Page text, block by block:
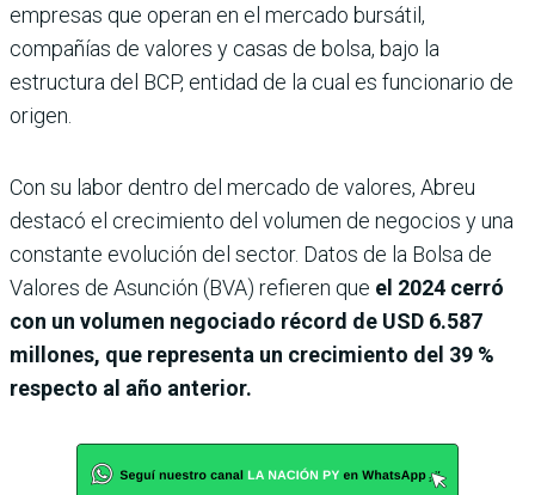
empresas que operan en el mercado bursátil,
compañías de valores y casas de bolsa, bajo la
estructura del BCP, entidad de la cual es funcionario de
origen.
Con su labor dentro del mercado de valores, Abreu
destacó el crecimiento del volumen de negocios y una
constante evolución del sector. Datos de la Bolsa de
Valores de Asunción (BVA) refieren que el 2024 cerró
con un volumen negociado récord de USD 6.587
millones, que representa un crecimiento del 39 %
respecto al año anterior.